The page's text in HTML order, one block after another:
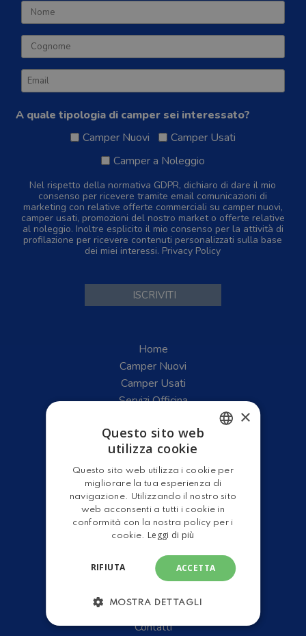
A quale tipologia di camper sei interessato?
Camper Nuovi
Camper Usati
Camper a Noleggio
Nel rispetto della normativa GDPR, dichiaro di dare il mio
consenso per ricevere tramite email comunicazioni di
marketing con relative offerte commerciali su camper nuovi,
camper usati, promozioni del nostro market o offerte relative
al noleggio. Inoltre esplicito il mio consenso per la attività di
profilazione per ricevere contenuti personalizzati sulla base
dei miei interessi. Privacy Policy
Home
Camper Nuovi
Camper Usati
Servizi Officina
Shop
News
Contatti
ENGLISH
×
Questo sito web
utilizza cookie
Questo sito web utilizza i cookie per
migliorare la tua esperienza di
navigazione. Utilizzando il nostro sito
web acconsenti a tutti i cookie in
conformità con la nostra policy per i
cookie. Leggi di più
ACCETTA
RIFIUTA
MOSTRA DETTAGLI